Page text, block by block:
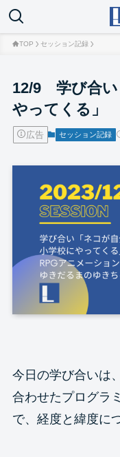
TOP セッション記録
12/9 学び合い
やってくる」
広告 セッション記録
今日の学び合いは
合わせたプログラ
で、経度と緯度に